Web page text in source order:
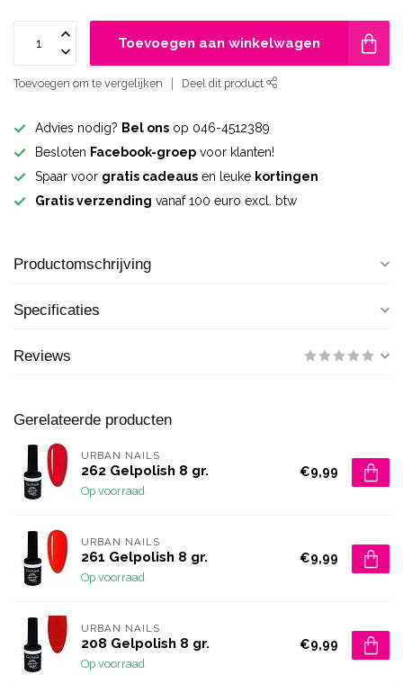
Toevoegen aan winkelwagen
Toevoegen om te vergelijken Deel dit product
Advies nodig? Bel ons op 046-4512389
Besloten Facebook-groep voor klanten!
Spaar voor gratis cadeaus en leuke kortingen
Gratis verzending vanaf 100 euro excl. btw
Productomschrijving
Specificaties
Reviews
Gerelateerde producten
URBAN NAILS
262 Gelpolish 8 gr.
Op voorraad
€9,99
URBAN NAILS
261 Gelpolish 8 gr.
Op voorraad
€9,99
URBAN NAILS
208 Gelpolish 8 gr.
Op voorraad
€9,99